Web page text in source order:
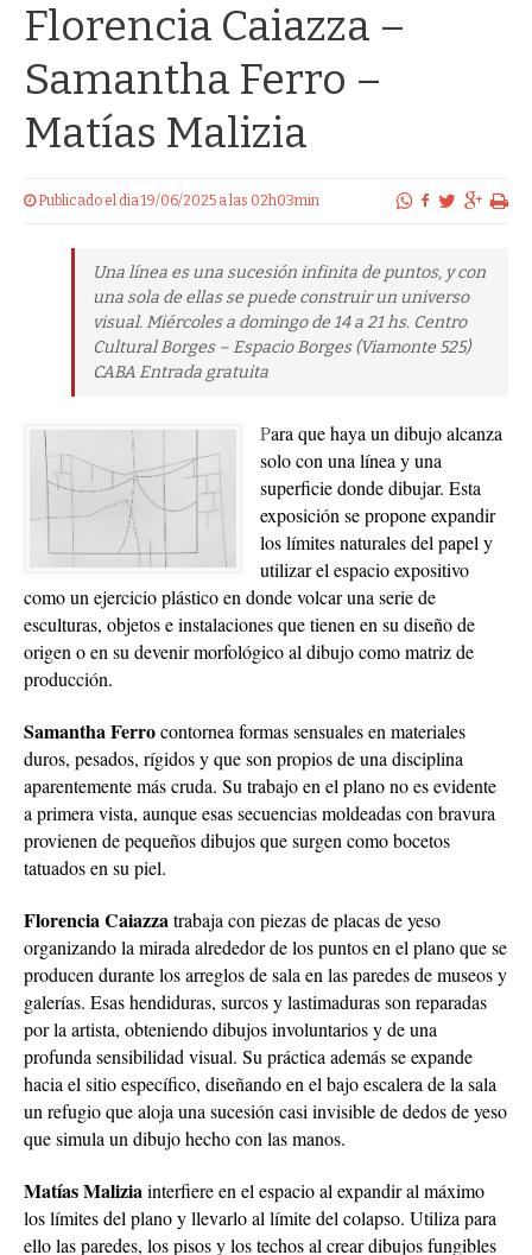
Florencia Caiazza –
Samantha Ferro –
Matías Malizia
Publicado el dia 19/06/2025 a las 02h03min
Una línea es una sucesión infinita de puntos, y con
una sola de ellas se puede construir un universo
visual. Miércoles a domingo de 14 a 21 hs. Centro
Cultural Borges – Espacio Borges (Viamonte 525)
CABA Entrada gratuita
Para que haya un dibujo alcanza
solo con una línea y una
superficie donde dibujar. Esta
exposición se propone expandir
los límites naturales del papel y
utilizar el espacio expositivo
como un ejercicio plástico en donde volcar una serie de
esculturas, objetos e instalaciones que tienen en su diseño de
origen o en su devenir morfológico al dibujo como matriz de
producción.
Samantha Ferrocontornea formas sensuales en materiales
duros, pesados, rígidos y que son propios de una disciplina
aparentemente más cruda. Su trabajo en el plano no es evidente
a primera vista, aunque esas secuencias moldeadas con bravura
provienen de pequeños dibujos que surgen como bocetos
tatuados en su piel.
Florencia Caiazzatrabaja con piezas de placas de yeso
organizando la mirada alrededor de los puntos en el plano que se
producen durante los arreglos de sala en las paredes de museos y
galerías. Esas hendiduras, surcos y lastimaduras son reparadas
por la artista, obteniendo dibujos involuntarios y de una
profunda sensibilidad visual. Su práctica además se expande
hacia el sitio específico, diseñando en el bajo escalera de la sala
un refugio que aloja una sucesión casi invisible de dedos de yeso
que simula un dibujo hecho con las manos.
Matías Maliziainterfiere en el espacio al expandir al máximo
los límites del plano y llevarlo al límite del colapso. Utiliza para
ello las paredes, los pisos y los techos al crear dibujos fungibles